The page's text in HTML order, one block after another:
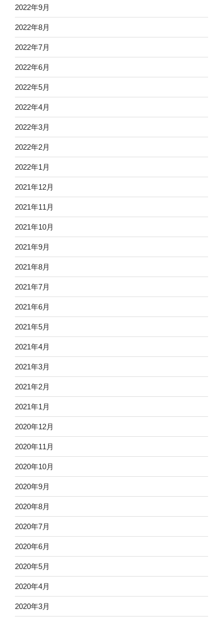
2022年9月
2022年8月
2022年7月
2022年6月
2022年5月
2022年4月
2022年3月
2022年2月
2022年1月
2021年12月
2021年11月
2021年10月
2021年9月
2021年8月
2021年7月
2021年6月
2021年5月
2021年4月
2021年3月
2021年2月
2021年1月
2020年12月
2020年11月
2020年10月
2020年9月
2020年8月
2020年7月
2020年6月
2020年5月
2020年4月
2020年3月